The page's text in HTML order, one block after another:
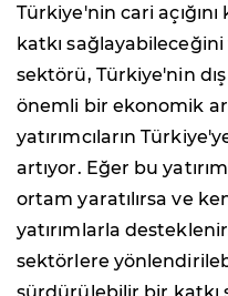
Türkiye'nin cari
katkı
sektörü, Türkiye'nin
önemli bir ekonomik
yatırımcıların
artıyor. Eğer bu
ortam yaratılırsa ve
yatırımlarla
sektörlere
sürdürülebilir bir katkı